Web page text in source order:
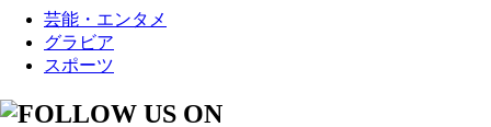
芸能・エンタメ
グラビア
スポーツ